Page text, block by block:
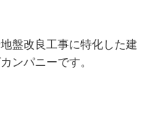
盤改良工事に特化した建
ンパニーです。